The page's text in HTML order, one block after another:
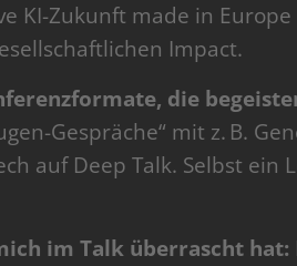
KI-Zukunft made in
Impact.
die
Gespräche“ mit z. B.
auf Deep Talk. Selbst ein
im Talk überrascht hat: